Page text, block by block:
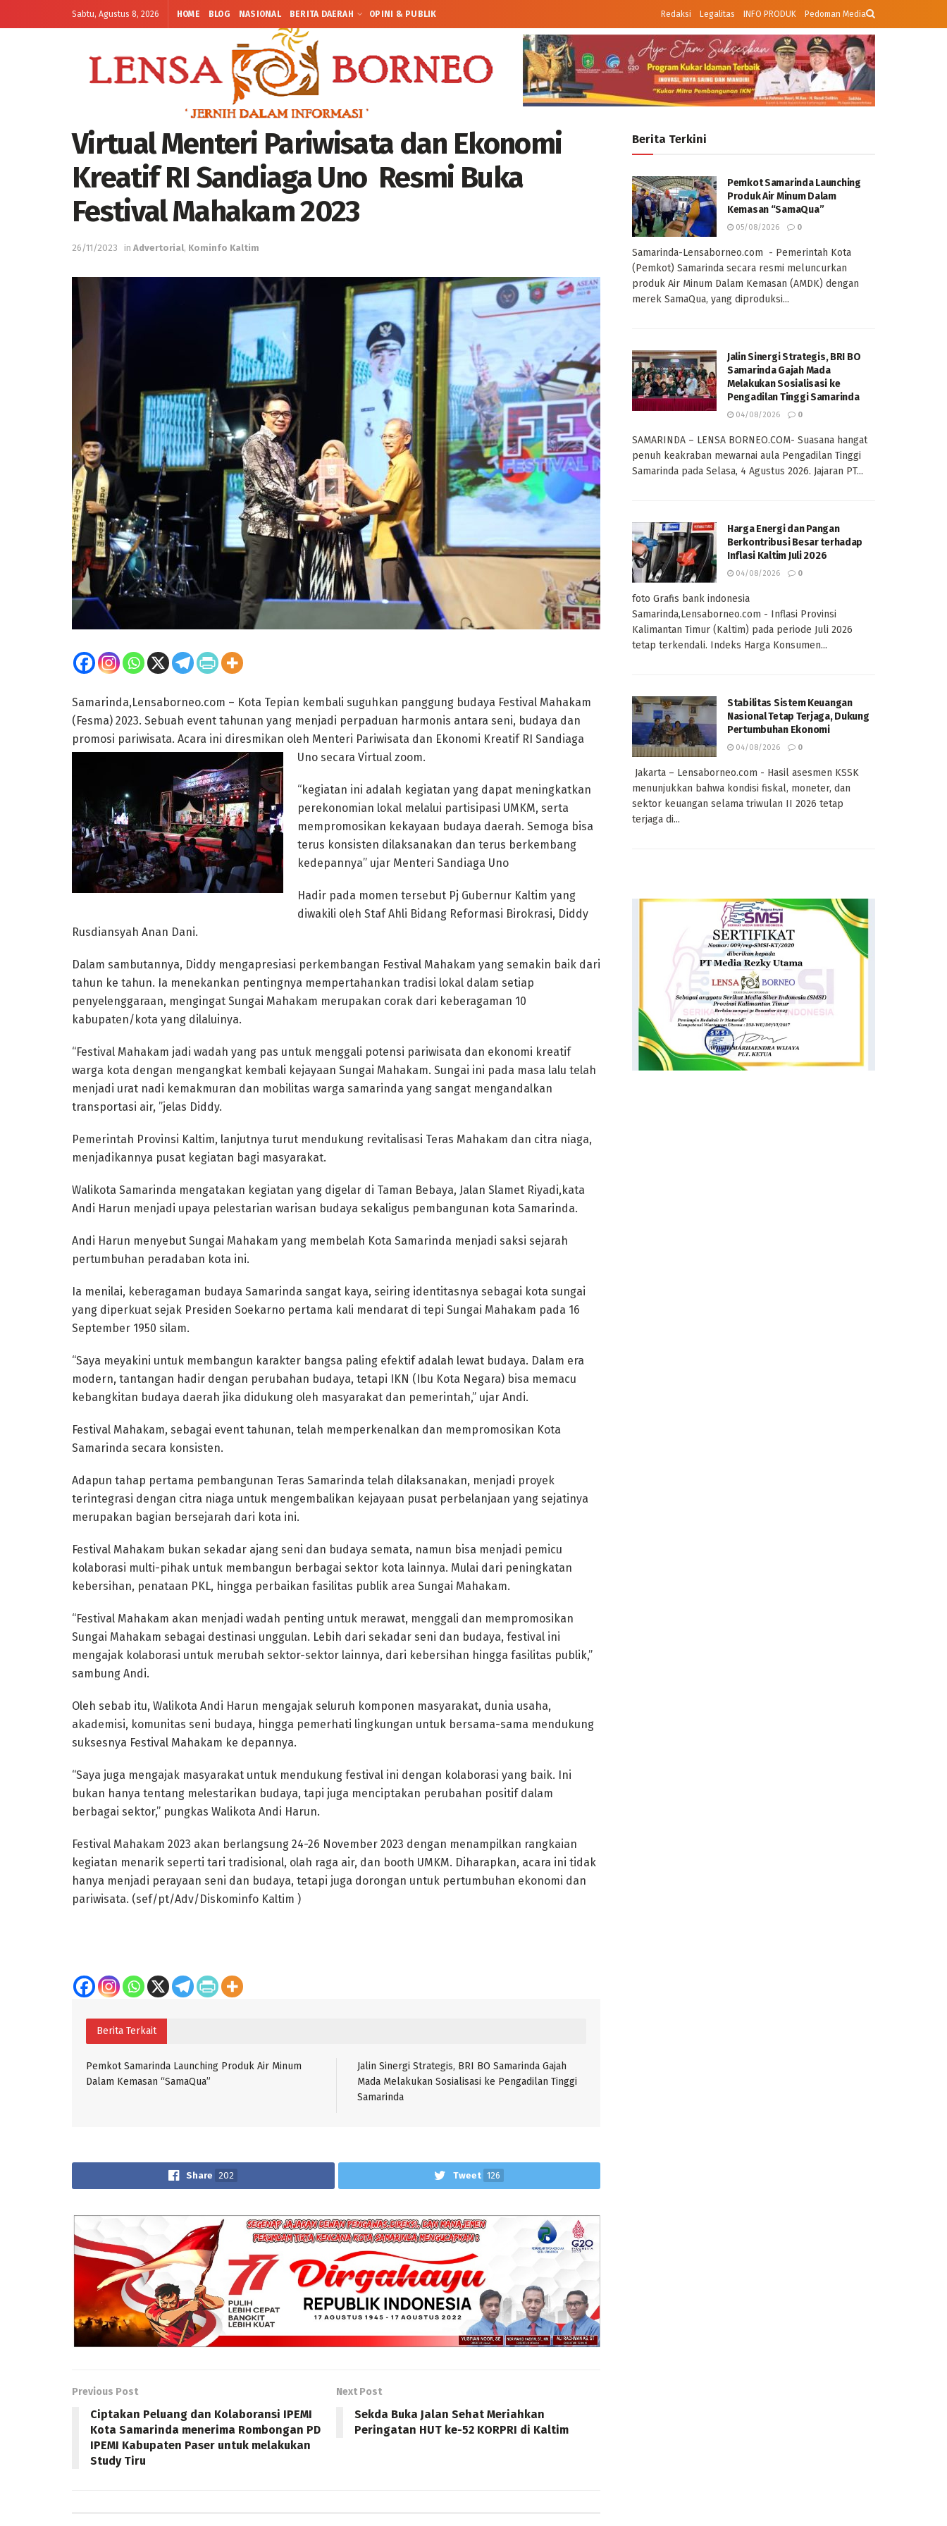
Sabtu, Agustus 8, 2026 HOME BLOG NASIONAL BERITA DAERAH OPINI & PUBLIK Redaksi Legalitas INFO PRODUK Pedoman Media
Virtual Menteri Pariwisata dan Ekonomi
Kreatif RI Sandiaga Uno Resmi Buka
Festival Mahakam 2023
26/11/2023 in Advertorial, Kominfo Kaltim
Samarinda,Lensaborneo.com – Kota Tepian kembali suguhkan panggung budaya Festival Mahakam
(Fesma) 2023. Sebuah event tahunan yang menjadi perpaduan harmonis antara seni, budaya dan
promosi pariwisata. Acara ini diresmikan oleh Menteri Pariwisata dan Ekonomi Kreatif RI Sandiaga
Uno secara Virtual zoom.
“kegiatan ini adalah kegiatan yang dapat meningkatkan
perekonomian lokal melalui partisipasi UMKM, serta
mempromosikan kekayaan budaya daerah. Semoga bisa
terus konsisten dilaksanakan dan terus berkembang
kedepannya” ujar Menteri Sandiaga Uno
Hadir pada momen tersebut Pj Gubernur Kaltim yang
diwakili oleh Staf Ahli Bidang Reformasi Birokrasi, Diddy
Rusdiansyah Anan Dani.
Dalam sambutannya, Diddy mengapresiasi perkembangan Festival Mahakam yang semakin baik dari
tahun ke tahun. Ia menekankan pentingnya mempertahankan tradisi lokal dalam setiap
penyelenggaraan, mengingat Sungai Mahakam merupakan corak dari keberagaman 10
kabupaten/kota yang dilaluinya.
“Festival Mahakam jadi wadah yang pas untuk menggali potensi pariwisata dan ekonomi kreatif
warga kota dengan mengangkat kembali kejayaan Sungai Mahakam. Sungai ini pada masa lalu telah
menjadi urat nadi kemakmuran dan mobilitas warga samarinda yang sangat mengandalkan
transportasi air, ”jelas Diddy.
Pemerintah Provinsi Kaltim, lanjutnya turut mendukung revitalisasi Teras Mahakam dan citra niaga,
menjadikannya pusat kegiatan bagi masyarakat.
Walikota Samarinda mengatakan kegiatan yang digelar di Taman Bebaya, Jalan Slamet Riyadi,kata
Andi Harun menjadi upaya pelestarian warisan budaya sekaligus pembangunan kota Samarinda.
Andi Harun menyebut Sungai Mahakam yang membelah Kota Samarinda menjadi saksi sejarah
pertumbuhan peradaban kota ini.
Ia menilai, keberagaman budaya Samarinda sangat kaya, seiring identitasnya sebagai kota sungai
yang diperkuat sejak Presiden Soekarno pertama kali mendarat di tepi Sungai Mahakam pada 16
September 1950 silam.
“Saya meyakini untuk membangun karakter bangsa paling efektif adalah lewat budaya. Dalam era
modern, tantangan hadir dengan perubahan budaya, tetapi IKN (Ibu Kota Negara) bisa memacu
kebangkitan budaya daerah jika didukung oleh masyarakat dan pemerintah,” ujar Andi.
Festival Mahakam, sebagai event tahunan, telah memperkenalkan dan mempromosikan Kota
Samarinda secara konsisten.
Adapun tahap pertama pembangunan Teras Samarinda telah dilaksanakan, menjadi proyek
terintegrasi dengan citra niaga untuk mengembalikan kejayaan pusat perbelanjaan yang sejatinya
merupakan bagian bersejarah dari kota ini.
Festival Mahakam bukan sekadar ajang seni dan budaya semata, namun bisa menjadi pemicu
kolaborasi multi-pihak untuk membangun berbagai sektor kota lainnya. Mulai dari peningkatan
kebersihan, penataan PKL, hingga perbaikan fasilitas publik area Sungai Mahakam.
“Festival Mahakam akan menjadi wadah penting untuk merawat, menggali dan mempromosikan
Sungai Mahakam sebagai destinasi unggulan. Lebih dari sekadar seni dan budaya, festival ini
mengajak kolaborasi untuk merubah sektor-sektor lainnya, dari kebersihan hingga fasilitas publik,”
sambung Andi.
Oleh sebab itu, Walikota Andi Harun mengajak seluruh komponen masyarakat, dunia usaha,
akademisi, komunitas seni budaya, hingga pemerhati lingkungan untuk bersama-sama mendukung
suksesnya Festival Mahakam ke depannya.
“Saya juga mengajak masyarakat untuk mendukung festival ini dengan kolaborasi yang baik. Ini
bukan hanya tentang melestarikan budaya, tapi juga menciptakan perubahan positif dalam
berbagai sektor,” pungkas Walikota Andi Harun.
Festival Mahakam 2023 akan berlangsung 24-26 November 2023 dengan menampilkan rangkaian
kegiatan menarik seperti tari tradisional, olah raga air, dan booth UMKM. Diharapkan, acara ini tidak
hanya menjadi perayaan seni dan budaya, tetapi juga dorongan untuk pertumbuhan ekonomi dan
pariwisata. (sef/pt/Adv/Diskominfo Kaltim )
Berita Terkait
Pemkot Samarinda Launching Produk Air Minum
Dalam Kemasan “SamaQua”
Jalin Sinergi Strategis, BRI BO Samarinda Gajah
Mada Melakukan Sosialisasi ke Pengadilan Tinggi
Samarinda
Share 202 Tweet 126
Previous Post
Ciptakan Peluang dan Kolaboransi IPEMI
Kota Samarinda menerima Rombongan PD
IPEMI Kabupaten Paser untuk melakukan
Study Tiru
Next Post
Sekda Buka Jalan Sehat Meriahkan
Peringatan HUT ke-52 KORPRI di Kaltim
Berita Terkini
Pemkot Samarinda Launching
Produk Air Minum Dalam
Kemasan “SamaQua”
05/08/2026 0
Samarinda-Lensaborneo.com - Pemerintah Kota
(Pemkot) Samarinda secara resmi meluncurkan
produk Air Minum Dalam Kemasan (AMDK) dengan
merek SamaQua, yang diproduksi...
Jalin Sinergi Strategis, BRI BO
Samarinda Gajah Mada
Melakukan Sosialisasi ke
Pengadilan Tinggi Samarinda
04/08/2026 0
SAMARINDA – LENSA BORNEO.COM- Suasana hangat
penuh keakraban mewarnai aula Pengadilan Tinggi
Samarinda pada Selasa, 4 Agustus 2026. Jajaran PT...
Harga Energi dan Pangan
Berkontribusi Besar terhadap
Inflasi Kaltim Juli 2026
04/08/2026 0
foto Grafis bank indonesia
Samarinda,Lensaborneo.com - Inflasi Provinsi
Kalimantan Timur (Kaltim) pada periode Juli 2026
tetap terkendali. Indeks Harga Konsumen...
Stabilitas Sistem Keuangan
Nasional Tetap Terjaga, Dukung
Pertumbuhan Ekonomi
04/08/2026 0
Jakarta – Lensaborneo.com - Hasil asesmen KSSK
menunjukkan bahwa kondisi fiskal, moneter, dan
sektor keuangan selama triwulan II 2026 tetap
terjaga di...